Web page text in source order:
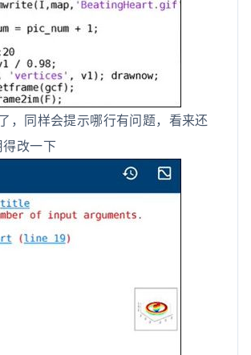
，同样会提示哪行有问题，看来还
改一下